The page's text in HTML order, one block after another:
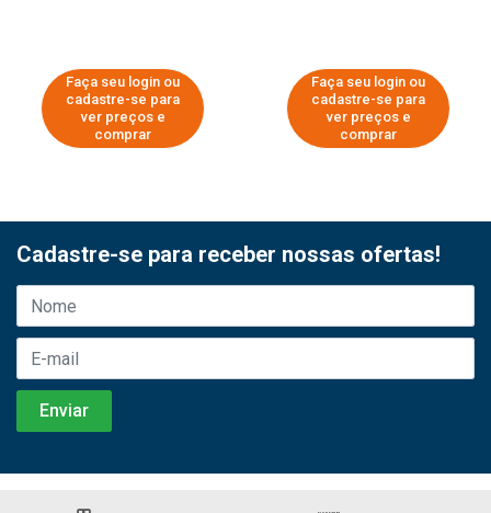
Faça seu login ou
cadastre-se para
ver preços e
comprar
Faça seu login ou
cadastre-se para
ver preços e
comprar
Cadastre-se para receber nossas ofertas!